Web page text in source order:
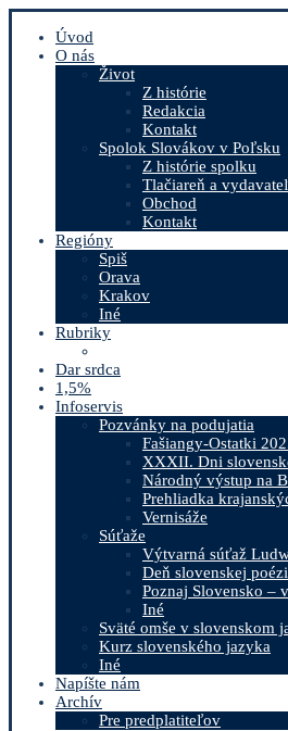
Úvod
O nás
Život
Z histórie
Redakcia
Kontakt
Spolok Slovákov v Poľsku
Z histórie spolku
Tlačiareň a
Obchod
Kontakt
Regióny
Spiš
Orava
Krakov
Iné
Rubriky
Dar srdca
1,5%
Infoservis
Pozvánky na podujatia
Fašiangy-Ostatki
XXXII. Dni
Národný výstup na
Prehliadka
Vernisáže
Súťaže
Výtvarná súťaž
Deň slovenskej
Poznaj Slovensko –
Iné
Sväté omše v slovenskom
Kurz slovenského jazyka
Iné
Napíšte nám
Archív
Pre predplatiteľov